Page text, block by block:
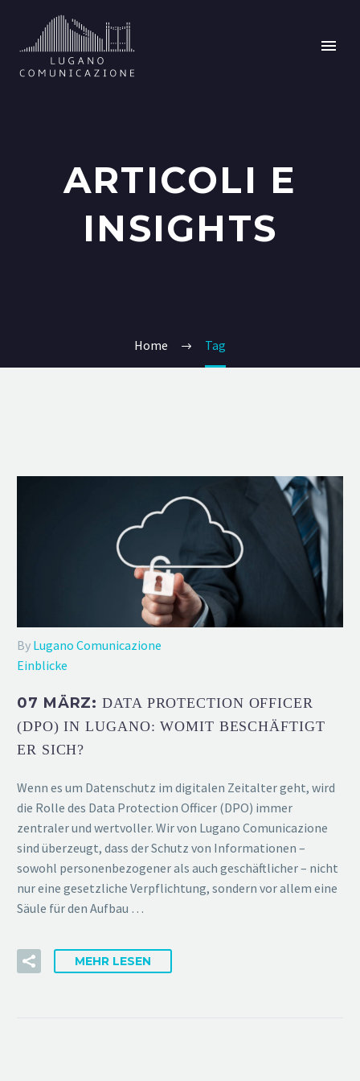
ARTICOLI E
INSIGHTS
Home Tag
By Lugano Comunicazione
Einblicke
07 MÄRZ:DATA PROTECTION OFFICER
(DPO) IN LUGANO: WOMIT BESCHÄFTIGT
ER SICH?
Wenn es um Datenschutz im digitalen Zeitalter geht, wird
die Rolle des Data Protection Officer (DPO) immer
zentraler und wertvoller. Wir von Lugano Comunicazione
sind überzeugt, dass der Schutz von Informationen –
sowohl personenbezogener als auch geschäftlicher – nicht
nur eine gesetzliche Verpflichtung, sondern vor allem eine
Säule für den Aufbau …
MEHR LESEN